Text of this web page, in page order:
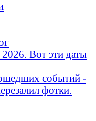
Вот эти даты
событий -
фотки.